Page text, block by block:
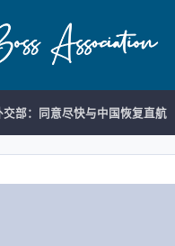
交部：同意尽快与中国恢复直航